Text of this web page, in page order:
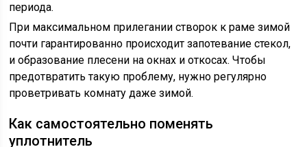
периода.
При максимальном прилегании створок к раме зимой
почти гарантированно происходит запотевание стекол,
и образование плесени на окнах и откосах. Чтобы
предотвратить такую проблему, нужно регулярно
проветривать комнату даже зимой.
Как самостоятельно поменять
уплотнитель